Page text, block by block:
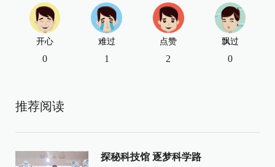
开心
0
难过
1
点赞
2
飘过
0
推荐阅读
探秘科技馆 逐梦科学路